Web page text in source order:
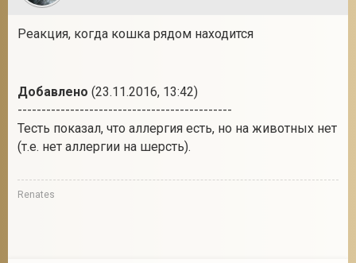
Реакция, когда кошка рядом находится
Добавлено (23.11.2016, 13:42)
---------------------------------------------
Тесть показал, что аллергия есть, но на животных нет
(т.е. нет аллергии на шерсть).
Renates